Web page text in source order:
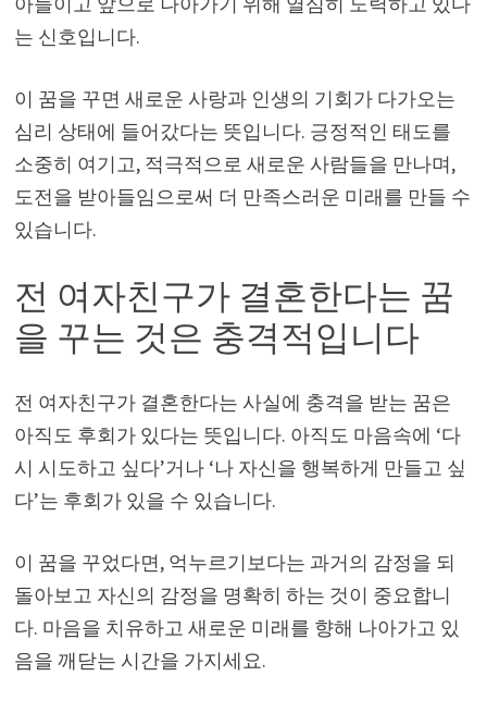
는 신호입니다.
이 꿈을 꾸면 새로운 사랑과 인생의 기회가 다가오는
심리 상태에 들어갔다는 뜻입니다. 긍정적인 태도를
소중히 여기고, 적극적으로 새로운 사람들을 만나며,
도전을 받아들임으로써 더 만족스러운 미래를 만들 수
있습니다.
전 여자친구가 결혼한다는 꿈
을 꾸는 것은 충격적입니다
전 여자친구가 결혼한다는 사실에 충격을 받는 꿈은
아직도 후회가 있다는 뜻입니다. 아직도 마음속에 ‘다
시 시도하고 싶다’거나 ‘나 자신을 행복하게 만들고 싶
다’는 후회가 있을 수 있습니다.
이 꿈을 꾸었다면, 억누르기보다는 과거의 감정을 되
돌아보고 자신의 감정을 명확히 하는 것이 중요합니
다. 마음을 치유하고 새로운 미래를 향해 나아가고 있
음을 깨닫는 시간을 가지세요.